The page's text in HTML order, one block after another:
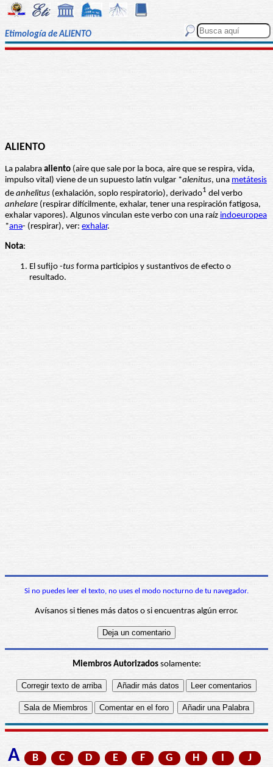
Etimología de ALIENTO
ALIENTO
La palabra aliento (aire que sale por la boca, aire que se respira, vida,
impulso vital) viene de un supuesto latín vulgar *alenitus, una metátesis
de anhelitus (exhalación, soplo respiratorio), derivado1 del verbo
anhelare (respirar difícilmente, exhalar, tener una respiración fatigosa,
exhalar vapores). Algunos vinculan este verbo con una raíz indoeuropea
*anə- (respirar), ver: exhalar.
Nota:
El sufijo -tus forma participios y sustantivos de efecto o
resultado.
Si no puedes leer el texto, no uses el modo nocturno de tu navegador.
Avísanos si tienes más datos o si encuentras algún error.
Miembros Autorizadossolamente:
A B C D E F G H I
J